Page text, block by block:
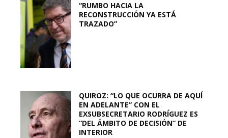
“RUMBO HACIA LA
RECONSTRUCCIÓN YA ESTÁ
TRAZADO”
QUIROZ: “LO QUE OCURRA DE AQUÍ
EN ADELANTE” CON EL
EXSUBSECRETARIO RODRÍGUEZ ES
“DEL ÁMBITO DE DECISIÓN” DE
INTERIOR